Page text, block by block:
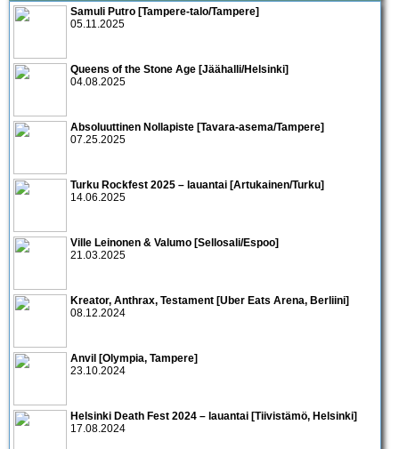
Samuli Putro [Tampere-talo/Tampere]
05.11.2025
Queens of the Stone Age [Jäähalli/Helsinki]
04.08.2025
Absoluuttinen Nollapiste [Tavara-asema/Tampere]
07.25.2025
Turku Rockfest 2025 – lauantai [Artukainen/Turku]
14.06.2025
Ville Leinonen & Valumo [Sellosali/Espoo]
21.03.2025
Kreator, Anthrax, Testament [Uber Eats Arena, Berliini]
08.12.2024
Anvil [Olympia, Tampere]
23.10.2024
Helsinki Death Fest 2024 – lauantai [Tiivistämö, Helsinki]
17.08.2024